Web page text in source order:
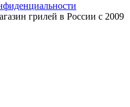
грилей в России с 2009